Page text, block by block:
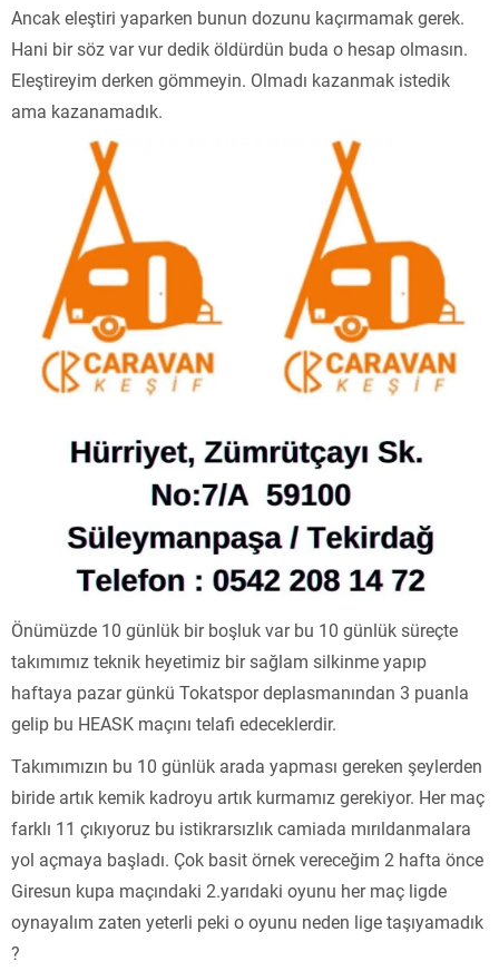
Ancak eleştiri yaparken bunun dozunu kaçırmamak gerek.
Hani bir söz var vur dedik öldürdün buda o hesap olmasın.
Eleştireyim derken gömmeyin. Olmadı kazanmak istedik
ama kazanamadık.
Önümüzde 10 günlük bir boşluk var bu 10 günlük süreçte
takımımız teknik heyetimiz bir sağlam silkinme yapıp
haftaya pazar günkü Tokatspor deplasmanından 3 puanla
gelip bu HEASK maçını telafi edeceklerdir.
Takımımızın bu 10 günlük arada yapması gereken şeylerden
biride artık kemik kadroyu artık kurmamız gerekiyor. Her maç
farklı 11 çıkıyoruz bu istikrarsızlık camiada mırıldanmalara
yol açmaya başladı. Çok basit örnek vereceğim 2 hafta önce
Giresun kupa maçındaki 2.yarıdaki oyunu her maç ligde
oynayalım zaten yeterli peki o oyunu neden lige taşıyamadık
?